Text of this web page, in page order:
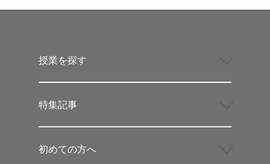
授業を探す
特集記事
初めての方へ